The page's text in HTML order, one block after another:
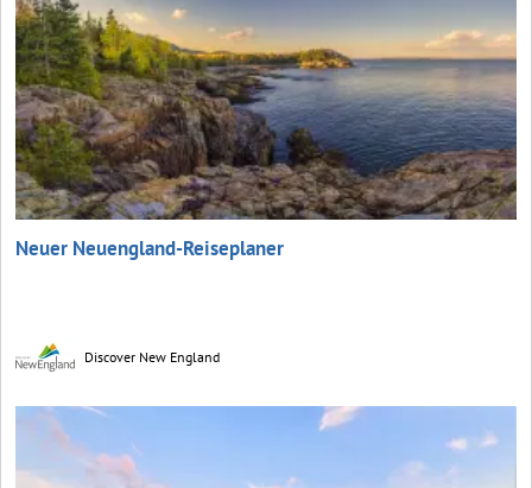
Neuer Neuengland-Reiseplaner
Discover New England